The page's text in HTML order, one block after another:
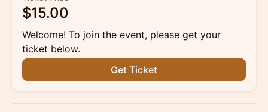
$15.00
Welcome! To join the event, please get your
ticket below.
Get Ticket